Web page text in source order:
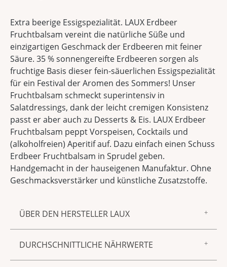
ÜBER DEN HERSTELLER LAUX
Gewürzmischungen, Saucen und Senf sowie
Spirituosen und Liköre – aus unserer
DURCHSCHNITTLICHE NÄHRWERTE
Extra beerige Essigspezialität. LAUX Erdbeer
Fruchtbalsam vereint die natürliche Süße und
einzigartigen Geschmack der Erdbeeren mit feiner
Säure. 35 % sonnengereifte Erdbeeren sorgen als
fruchtige Basis dieser fein-säuerlichen Essigspezialität
für ein Festival der Aromen des Sommers! Unser
Fruchtbalsam schmeckt superintensiv in
Salatdressings, dank der leicht cremigen Konsistenz
passt er aber auch zu Desserts & Eis. LAUX Erdbeer
Fruchtbalsam peppt Vorspeisen, Cocktails und
(alkoholfreien) Aperitif auf. Dazu einfach einen Schuss
Erdbeer Fruchtbalsam in Sprudel geben.
Handgemacht in der hauseigenen Manufaktur. Ohne
Geschmacksverstärker und künstliche Zusatzstoffe.